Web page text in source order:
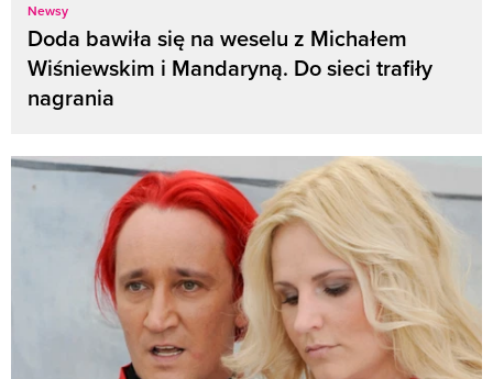
Newsy
Doda bawiła się na weselu z Michałem
Wiśniewskim i Mandaryną. Do sieci trafiły
nagrania